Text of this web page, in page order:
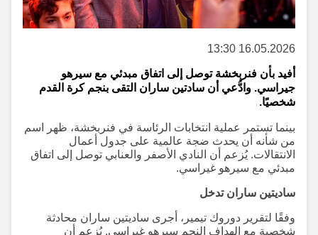
16.05.2026 13:30
أفيد بأن فنربخشة توصل إلى اتفاق مبدئي مع سيرهو
جيراسي. وادُّعي أن سادتين ساران التقى بنجم كرة القدم
شخصيًا.
بينما تستمر عملية انتخابات الرئاسة في فنربخشة، ظهر اسم
من شأنه أن يحدث ضجة عالمية على جدول أعمال
الانتقالات. يُزعم أن النادي الأصفر والعنابي توصل إلى اتفاق
مبدئي مع سيرهو غيراسي.
ساديتين ساران تدخل
وفقًا لتقرير دوروك تيمير، أجرى ساديتين ساران محادثة
شخصية مع الهداف النجم سيرهو غيراسي. يُزعم أن